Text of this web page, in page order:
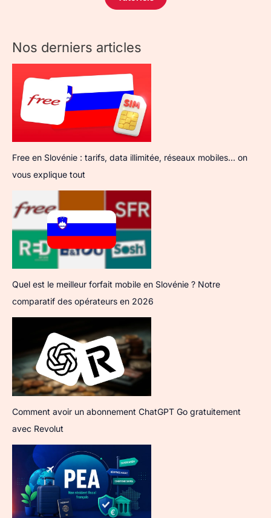
Nos derniers articles
Free en Slovénie : tarifs, data illimitée, réseaux mobiles… on
vous explique tout
Quel est le meilleur forfait mobile en Slovénie ? Notre
comparatif des opérateurs en 2026
Comment avoir un abonnement ChatGPT Go gratuitement
avec Revolut